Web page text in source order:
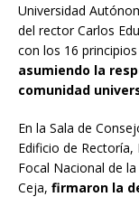
Universidad
del rector Carlos
con los 16
asumiendo la
comunidad
En la Sala de
Edificio de
Focal Nacional de
Ceja, firmaron la